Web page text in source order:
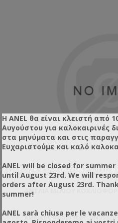
ΑΝΤΛΊΑ ΜΕΛΙΟΎ
Κωδικός προϊόντος:
Η ANEL θα είναι κλειστή από
Αυγούστου για καλοκαιρινές
στα μηνύματα και στις
Ευχαριστούμε και καλό
ANEL will be closed for
until August 23rd. We will
orders after August 23rd.
summer!
ANEL sarà chiusa per le